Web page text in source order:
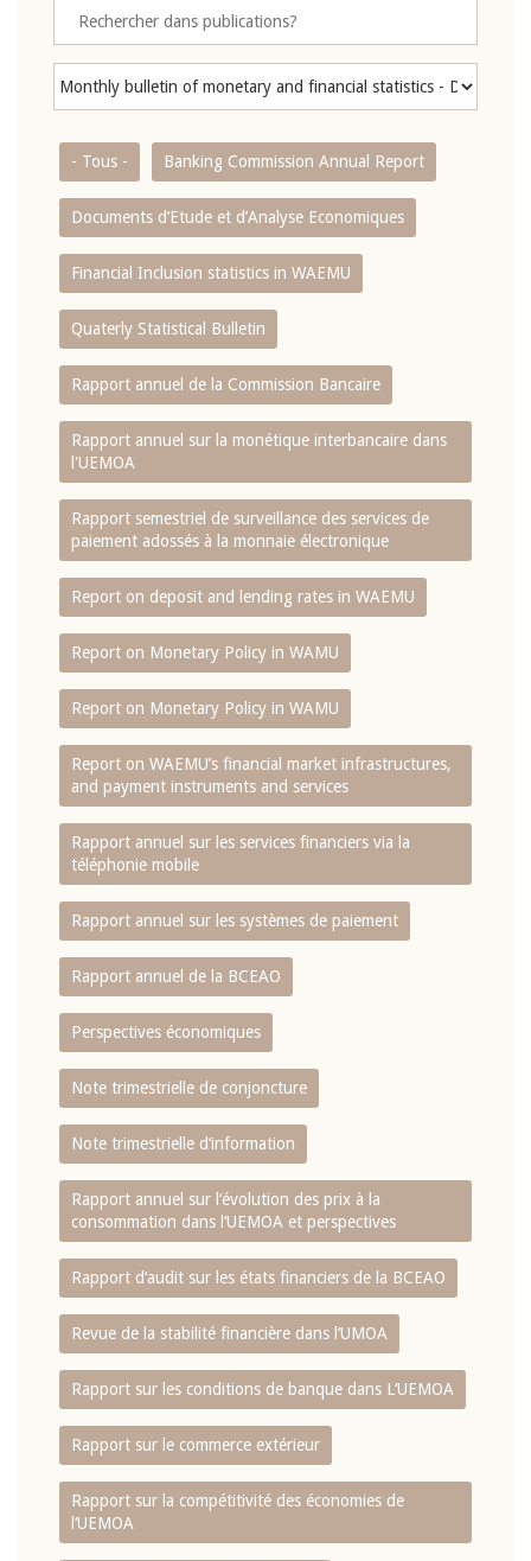
- Tous - Banking Commission Annual Report
Documents d’Etude et d’Analyse Economiques
Financial Inclusion statistics in WAEMU
Quaterly Statistical Bulletin
Rapport annuel de la Commission Bancaire
Rapport annuel sur la monétique interbancaire dans
l'UEMOA
Rapport semestriel de surveillance des services de
paiement adossés à la monnaie électronique
Report on deposit and lending rates in WAEMU
Report on Monetary Policy in WAMU
Report on Monetary Policy in WAMU
Report on WAEMU’s financial market infrastructures,
and payment instruments and services
Rapport annuel sur les services financiers via la
téléphonie mobile
Rapport annuel sur les systèmes de paiement
Rapport annuel de la BCEAO
Perspectives économiques
Note trimestrielle de conjoncture
Note trimestrielle d‘information
Rapport annuel sur l‘évolution des prix à la
consommation dans l‘UEMOA et perspectives
Rapport d‘audit sur les états financiers de la BCEAO
Revue de la stabilité financière dans l‘UMOA
Rapport sur les conditions de banque dans L‘UEMOA
Rapport sur le commerce extérieur
Rapport sur la compétitivité des économies de
l‘UEMOA